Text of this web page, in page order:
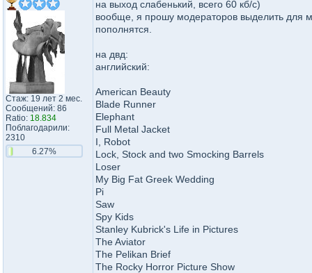
Стаж: 19 лет 2 мес.
Сообщений: 86
Ratio: 18.834
Поблагодарили:
2310
6.27%
на выход слабенький, всего 60 кб/с)
вообще, я прошу модераторов выделить для
пополнятся.
на двд:
английский:
American Beauty
Blade Runner
Elephant
Full Metal Jacket
I, Robot
Lock, Stock and two Smocking Barrels
Loser
My Big Fat Greek Wedding
Pi
Saw
Spy Kids
Stanley Kubrick's Life in Pictures
The Aviator
The Pelikan Brief
The Rocky Horror Picture Show